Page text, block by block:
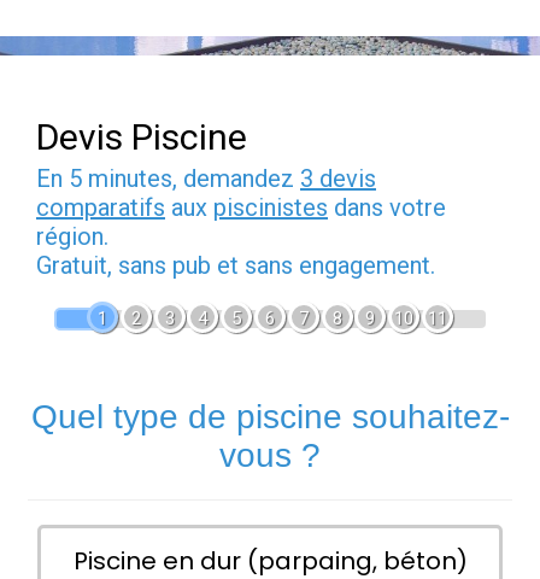
Devis Piscine
En 5 minutes, demandez 3 devis
comparatifs aux piscinistes dans votre
région.
Gratuit, sans pub et sans engagement.
1 2 3 4 5 6 7 8 9 10 11
Quel type de piscine souhaitez-
vous ?
Piscine en dur (parpaing, béton)